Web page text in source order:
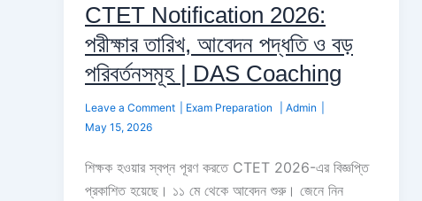
CTET Notification 2026:
পরীক্ষার তারিখ, আবেদন পদ্ধতি ও বড়
পরিবর্তনসমূহ | DAS Coaching
Leave a Comment Exam Preparation Admin
May 15, 2026
শিক্ষক হওয়ার স্বপ্ন পূরণ করতে CTET 2026-এর বিজ্ঞপ্তি
প্রকাশিত হয়েছে। ১১ মে থেকে আবেদন শুরু। জেনে নিন